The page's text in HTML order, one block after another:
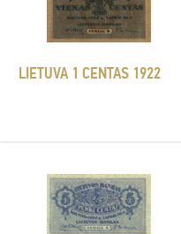
LIETUVA 1 CENTAS 1922